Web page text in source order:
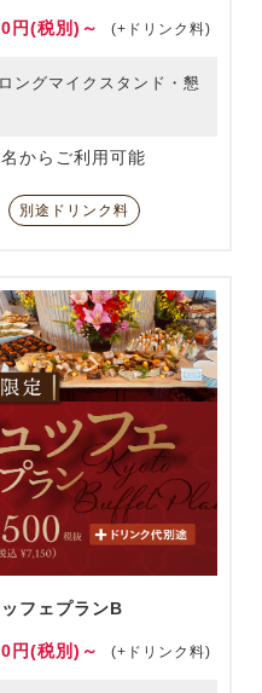
円(税別)～ (+ドリンク料)
ングマイクスタンド・懇
名からご利用可能
別途ドリンク料
フェプランB
円(税別)～ (+ドリンク料)